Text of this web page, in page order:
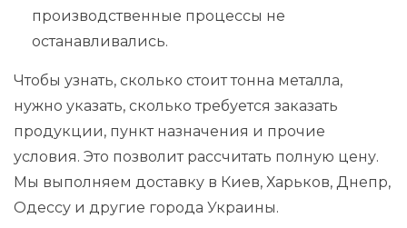
производственные процессы не
останавливались.
Чтобы узнать, сколько стоит тонна металла,
нужно указать, сколько требуется заказать
продукции, пункт назначения и прочие
условия. Это позволит рассчитать полную цену.
Мы выполняем доставку в Киев, Харьков, Днепр,
Одессу и другие города Украины.